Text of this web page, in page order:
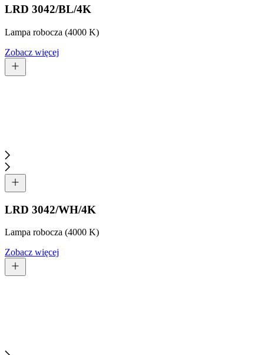
LRD 3042/BL/4K
Lampa robocza (4000 K)
Zobacz więcej
LRD 3042/WH/4K
Lampa robocza (4000 K)
Zobacz więcej